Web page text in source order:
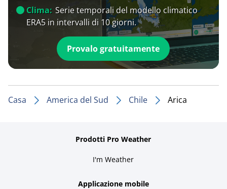
Clima: Serie temporali del modello climatico
ERA5 in intervalli di 10 giorni.
Provalo gratuitamente
Casa America del Sud Chile Arica
Prodotti Pro Weather
I'm Weather
Applicazione mobile